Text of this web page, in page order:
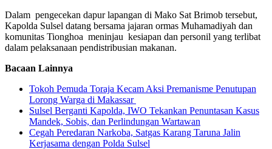
Dalam pengecekan dapur lapangan di Mako Sat Brimob tersebut,
Kapolda Sulsel datang bersama jajaran ormas Muhamadiyah dan
komunitas Tionghoa meninjau kesiapan dan personil yang terlibat
dalam pelaksanaan pendistribusian makanan.
Bacaan Lainnya
Tokoh Pemuda Toraja Kecam Aksi Premanisme Penutupan
Lorong Warga di Makassar
Sulsel Berganti Kapolda, IWO Tekankan Penuntasan Kasus
Mandek, Sobis, dan Perlindungan Wartawan
Cegah Peredaran Narkoba, Satgas Karang Taruna Jalin
Kerjasama dengan Polda Sulsel